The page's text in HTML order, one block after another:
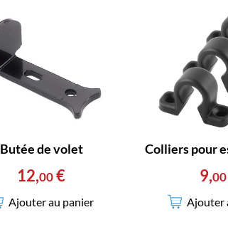
Butée de volet
12,00€
Ajouter au panier
Colliers pour
9,00
Ajouter